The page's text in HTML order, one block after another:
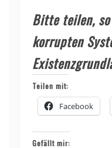
Bitte teilen, so
korrupten
Teilen mit:
Facebook
Gefällt mir: